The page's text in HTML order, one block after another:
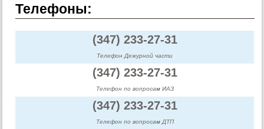
Телефоны:
(347) 233-27-31
Телефон Дежурной части
(347) 233-27-31
Телефон по вопросам ИАЗ
(347) 233-27-31
Телефон по вопросам ДТП